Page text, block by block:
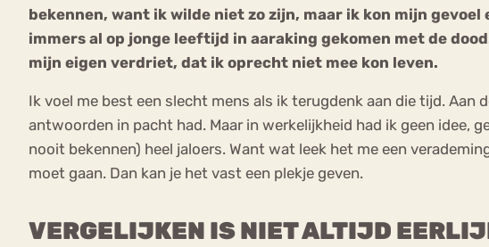
bekennen, want ik wilde niet zo zijn, maar ik kon mijn
immers al op jonge leeftijd in aaraking gekomen met de
mijn eigen verdriet, dat ik oprecht niet mee kon leven.
Ik voel me best een slecht mens als ik terugdenk aan die tijd. Aan
antwoorden in pacht had. Maar in werkelijkheid had ik geen idee,
nooit bekennen) heel jaloers. Want wat leek het me een
moet gaan. Dan kan je het vast een plekje geven.
VERGELIJKEN IS NIET ALTIJD
Boulimia Nervosa Eetstoornis
Orthorexia
Afvallen Angst